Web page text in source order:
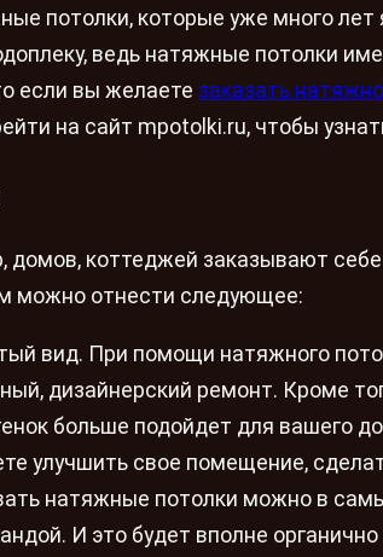
потолки, которые уже много
ведь натяжные потолки
если вы желаете заказать
на сайт mpotolki.ru, чтобы
коттеджей заказывают
можно отнести следующее:
вид. При помощи натяжного
дизайнерский ремонт. Кроме
больше подойдет для вашего
улучшить свое помещение,
натяжные потолки можно в
И это будет вполне